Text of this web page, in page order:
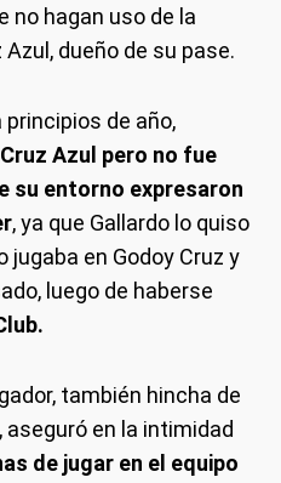
no hagan uso de la
dueño de su pase.
principios de año,
Azul pero no fue
su entorno expresaron
, ya que Gallardo lo quiso
en Godoy Cruz y
luego de haberse
también hincha de
en la intimidad
de jugar en el equipo